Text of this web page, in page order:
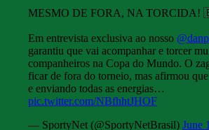
MESMO DE FORA, NA
Em entrevista exclusiva ao nosso
garantiu que vai acompanhar e torcer
companheiros na Copa do Mundo. O
ficar de fora do torneio, mas afirmou
e enviando todas as energias…
pic.twitter.com/NBfhhtJHOF
— SportyNet (@SportyNetBrasil) June